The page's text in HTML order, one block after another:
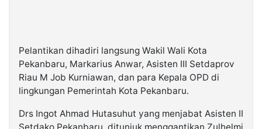
Pelantikan dihadiri langsung Wakil Wali Kota
Pekanbaru, Markarius Anwar, Asisten III Setdaprov
Riau M Job Kurniawan, dan para Kepala OPD di
lingkungan Pemerintah Kota Pekanbaru.
Drs Ingot Ahmad Hutasuhut yang menjabat Asisten II